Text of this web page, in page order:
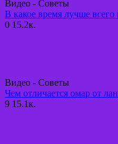
Видео - Советы
В какое время лучше всего
0 15.2к.
Видео - Советы
Чем отличается омар от
9 15.1к.